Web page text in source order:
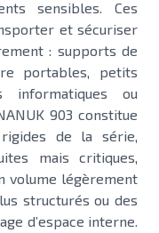
sensibles. Ces
et sécuriser
: supports de
portables, petits
informatiques ou
903 constitue
de la série,
mais critiques,
volume légèrement
structurés ou des
d’espace interne.